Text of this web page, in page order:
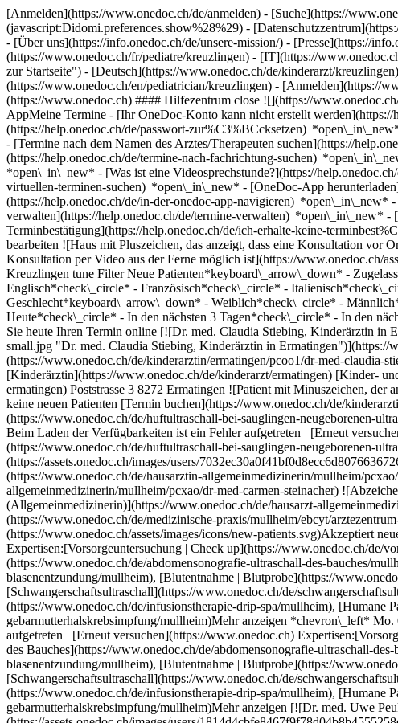
[Anmelden](https://www.onedoc.ch/de/anmelden) - [Suche](https://
(javascript:Didomi.preferences.show%28%29) -
- [Über uns](https://info.onedoc.ch/de/unsere-mission/) - [Presse](https://
(https://www.onedoc.ch/fr/pediatre/kreuzlingen) - [IT](https://
zur Startseite") - [Deutsch](https://www.onedoc.ch/de/kinderarzt/
(https://www.onedoc.ch/en/pediatrician/kreuzlingen) - [Anmelden](https://
(https://www.onedoc.ch) #### Hilfezentrum close ![](https://
AppMeine Termine - [Ihr OneDoc-Konto kann nicht erstellt
(https://help.onedoc.ch/de/passwort-zur%C3%BCcksetzen)
- [Termine nach dem Namen des Arztes/Therapeuten suchen](https://
(https://help.onedoc.ch/de/termine-nach-fachrichtung-suchen)
*open\_in\_new* - [Was ist eine Videosprechstunde?](https://
virtuellen-terminen-suchen) *open\_in\_new* - [OneDoc-App
(https://help.onedoc.ch/de/in-der-onedoc-app-navigieren)